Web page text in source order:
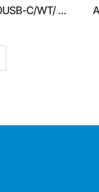
Auriculares Intrauditivos Daewoo DW2015/ con Micrófono/ USB Tipo-C/ Negros